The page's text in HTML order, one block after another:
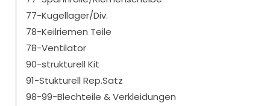
77-Kugellager/Div.
78-Keilriemen Teile
78-Ventilator
90-strukturell Kit
91-Stukturell Rep.Satz
98-99-Blechteile & Verkleidungen